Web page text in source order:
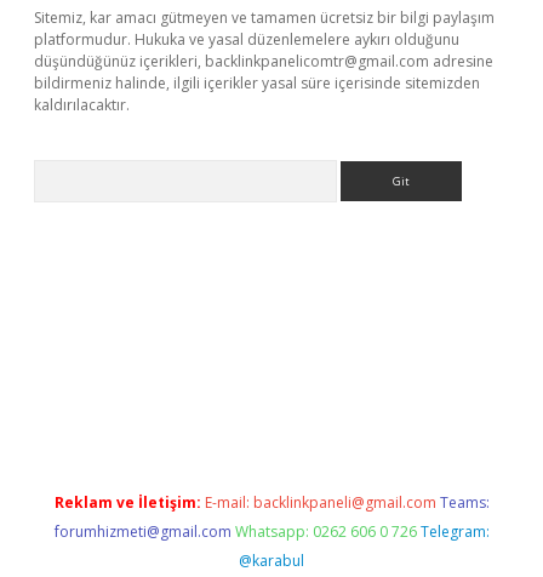
Sitemiz, kar amacı gütmeyen ve tamamen ücretsiz bir bilgi paylaşım
platformudur. Hukuka ve yasal düzenlemelere aykırı olduğunu
düşündüğünüz içerikleri, backlinkpanelicomtr@gmail.com adresine
bildirmeniz halinde, ilgili içerikler yasal süre içerisinde sitemizden
kaldırılacaktır.
Reklam ve İletişim: E-mail: backlinkpaneli@gmail.com Teams:
forumhizmeti@gmail.com Whatsapp: 0262 606 0 726 Telegram:
@karabul